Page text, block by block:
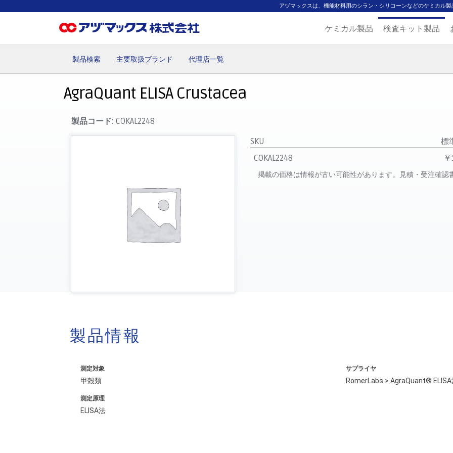
アヅマックスは、機能材料用のシラン・シリコーンなどのケミカル
ケミカル製品 検査キット製品
製品検索 主要取扱ブランド 代理店一覧
AgraQuant ELISA Crustacea
製品コード:COKAL2248
SKU
標
COKAL2248
掲載の価格は情報が古い可能性があります。見積・受注確
製品情報
測定対象
甲殻類
サプライヤ
RomerLabs > AgraQuant® ELISA
測定原理
ELISA法